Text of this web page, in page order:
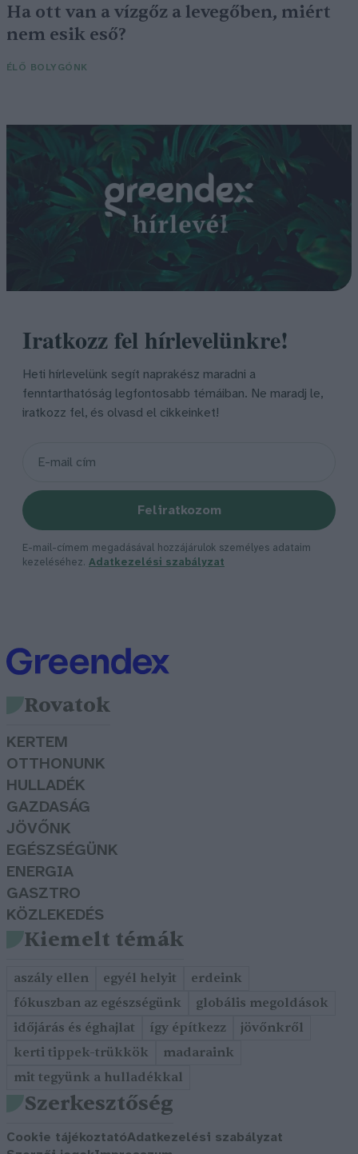
Ha ott van a vízgőz a levegőben, miért
nem esik eső?
ÉLŐ BOLYGÓNK
Iratkozz fel hírlevelünkre!
Heti hírlevelünk segít naprakész maradni a
fenntarthatóság legfontosabb témáiban. Ne maradj le,
iratkozz fel, és olvasd el cikkeinket!
Feliratkozom
E-mail-címem megadásával hozzájárulok személyes adataim
kezeléséhez. Adatkezelési szabályzat
Rovatok
KERTEM
OTTHONUNK
HULLADÉK
GAZDASÁG
JÖVŐNK
EGÉSZSÉGÜNK
ENERGIA
GASZTRO
KÖZLEKEDÉS
Kiemelt témák
aszály ellen egyél helyit
erdeink
fókuszban az egészségünk
globális megoldások
időjárás és éghajlat
így építkezz
jövőnkről
kerti tippek-trükkök
madaraink
mit tegyünk a hulladékkal
Szerkesztőség
Cookie tájékoztatóAdatkezelési szabályzat